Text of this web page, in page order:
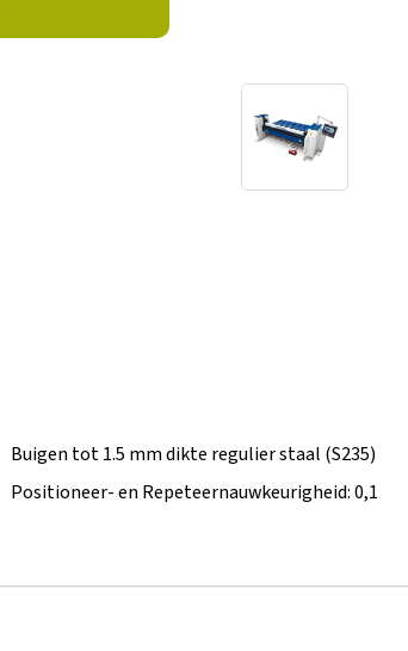
Buigen tot 1.5 mm dikte regulier staal (S235)
Positioneer- en Repeteernauwkeurigheid: 0,1